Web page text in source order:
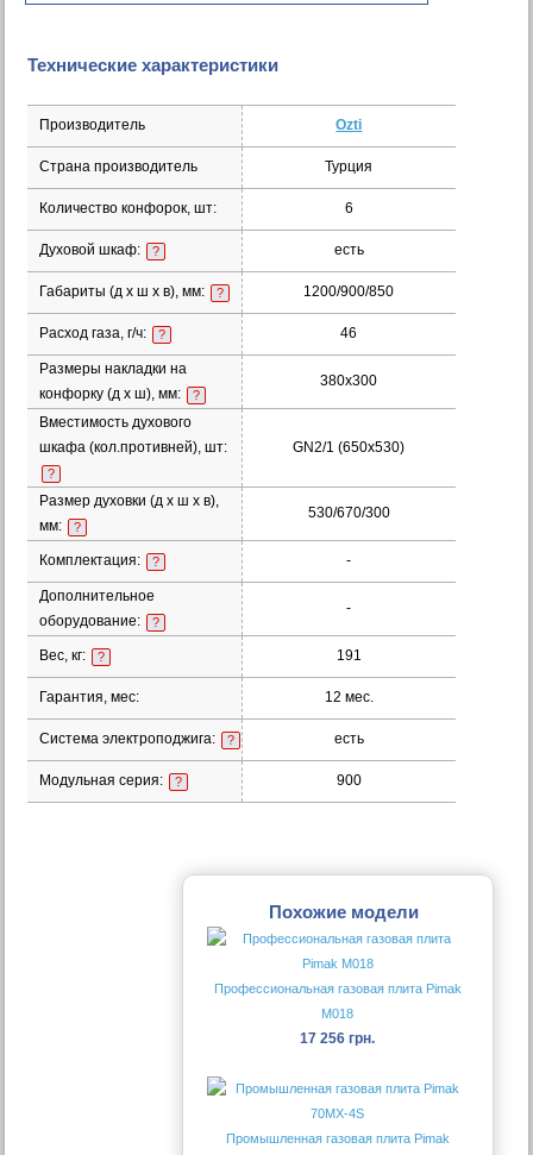
Технические характеристики
Производитель Ozti
Страна производитель Турция
Количество конфорок, шт: 6
Духовой шкаф: ? есть
Габариты (д х ш х в), мм: ? 1200/900/850
Расход газа, г/ч: ? 46
Размеры накладки на
конфорку (д х ш), мм:
?
380х300
Вместимость духового
шкафа (кол.противней), шт:
?
GN2/1 (650х530)
Размер духовки (д х ш х в),
мм:
?
530/670/300
Комплектация: ? -
Дополнительное
оборудование:
?
-
Вес, кг: ? 191
Гарантия, мес: 12 мес.
Система электроподжига: ? есть
Модульная серия: ? 900
Похожие модели
Профессиональная газовая плита Pimak
М018
17 256 грн.
Промышленная газовая плита Pimak